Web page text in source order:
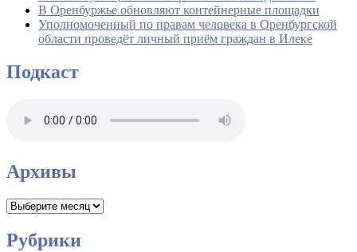
В Оренбуржье обновляют контейнерные площадки
Уполномоченный по правам человека в Оренбургской
области проведёт личный приём граждан в Илеке
Подкаст
Архивы
Архивы
Рубрики